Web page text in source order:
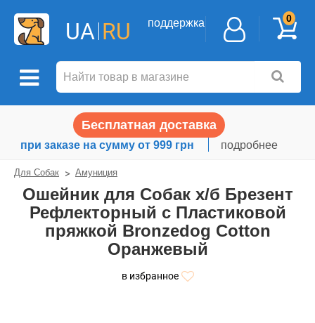
UA RU поддержка 0
Бесплатная доставка
при заказе на сумму от 999 грн подробнее
Для Собак Амуниция
Ошейник для Собак х/б Брезент
Рефлекторный c Пластиковой
пряжкой Bronzedog Сotton
Оранжевый
в избранное